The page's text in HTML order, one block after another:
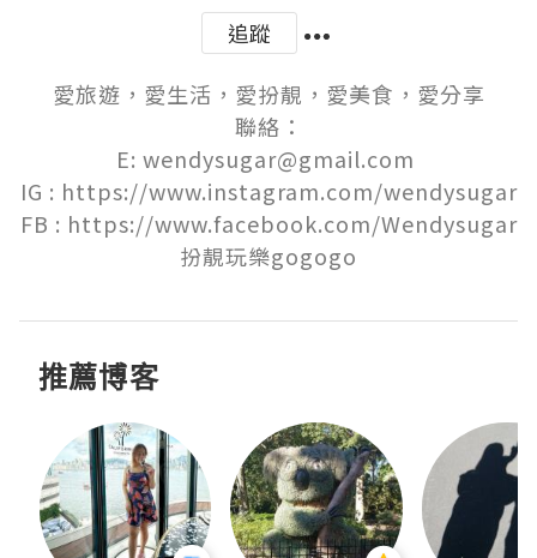
追蹤
愛旅遊，愛生活，愛扮靚，愛美食，愛分享
聯絡：
E: wendysugar@gmail.com
IG : https://www.instagram.com/wendysugar
FB : https://www.facebook.com/Wendysugar
推薦博客